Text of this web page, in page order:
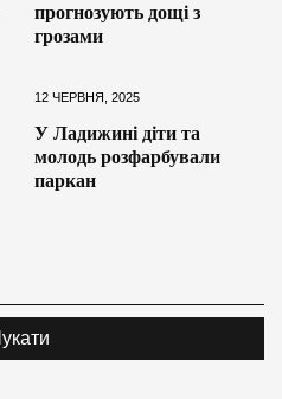
прогнозують дощі з
грозами
12 ЧЕРВНЯ, 2025
У Ладижині діти та
молодь розфарбували
паркан